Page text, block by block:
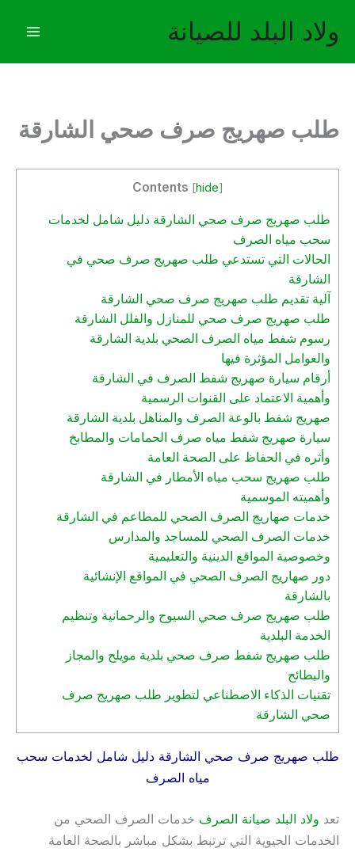
ولاد البلد للصيانة
طلب صهريج صرف صحي الشارقة
Contents [hide]
طلب صهريج صرف صحي الشارقة دليل شامل لخدمات
سحب مياه الصرف
الحالات التي تستدعي طلب صهريج صرف صحي في
الشارقة
آلية تقديم طلب صهريج صرف صحي الشارقة
طلب صهريج صرف صحي للمنازل والفلل الشارقة
رسوم شفط مياه الصرف الصحي بلدية الشارقة
والعوامل المؤثرة فيها
أرقام سيارة صهريج شفط الصرف في الشارقة
وأهمية الاعتماد على القنوات الرسمية
صهريج شفط بالوعة الصرف والمناهل بلدية الشارقة
سيارة صهريج شفط مياه صرف الحمامات والمطابخ
وأثره في الحفاظ على الصحة العامة
طلب صهريج سحب مياه الأمطار في الشارقة
وأهميته الموسمية
خدمات صهاريج الصرف الصحي للمطاعم في الشارقة
خدمات الصرف الصحي للمساجد والمدارس
وخصوصية المواقع الدينية والتعليمية
دور صهاريج الصرف الصحي في المواقع الإنشائية
بالشارقة
طلب صهريج صرف صحي السيوح والرحمانية وتنظيم
الخدمة البلدية
طلب صهريج شفط صرف صحي بلدية مويلح والمجاز
والبطائح
تقنيات الذكاء الاصطناعي لتطوير طلب صهريج صرف
صحي الشارقة
طلب صهريج صرف صحي الشارقة دليل شامل لخدمات سحب
مياه الصرف
تعد ولاد البلد صيانة الصرف خدمات الصرف الصحي من
الخدمات الحيوية التي ترتبط بشكل مباشر بالصحة العامة